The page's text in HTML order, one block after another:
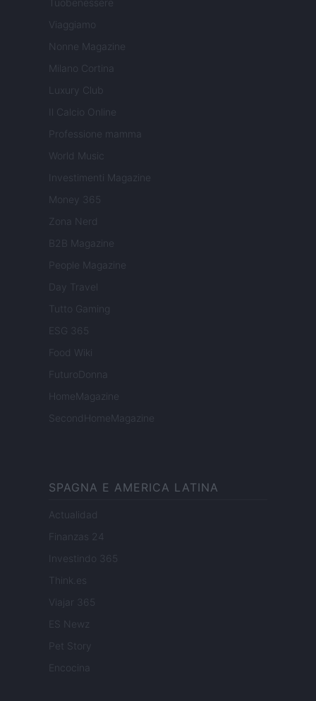
Tuobenessere
Viaggiamo
Nonne Magazine
Milano Cortina
Luxury Club
Il Calcio Online
Professione mamma
World Music
Investimenti Magazine
Money 365
Zona Nerd
B2B Magazine
People Magazine
Day Travel
Tutto Gaming
ESG 365
Food Wiki
FuturoDonna
HomeMagazine
SecondHomeMagazine
SPAGNA E AMERICA LATINA
Actualidad
Finanzas 24
Investindo 365
Think.es
Viajar 365
ES Newz
Pet Story
Encocina